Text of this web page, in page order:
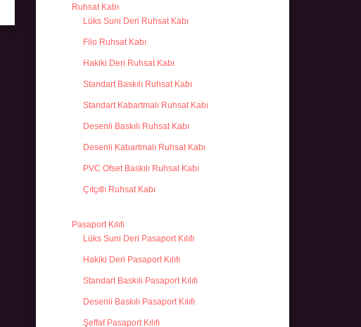
Ruhsat Kabı
Lüks Suni Deri Ruhsat Kabı
Filo Ruhsat Kabı
Hakiki Deri Ruhsat Kabı
Standart Baskılı Ruhsat Kabı
Standart Kabartmalı Ruhsat Kabı
Desenli Baskılı Ruhsat Kabı
Desenli Kabartmalı Ruhsat Kabı
PVC Ofset Baskılı Ruhsat Kabı
Çıtçıtlı Ruhsat Kabı
Pasaport Kılıfı
Lüks Suni Deri Pasaport Kılıfı
Hakiki Deri Pasaport Kılıfı
Standart Baskılı Pasaport Kılıfı
Desenli Baskılı Pasaport Kılıfı
Şeffaf Pasaport Kılıfı